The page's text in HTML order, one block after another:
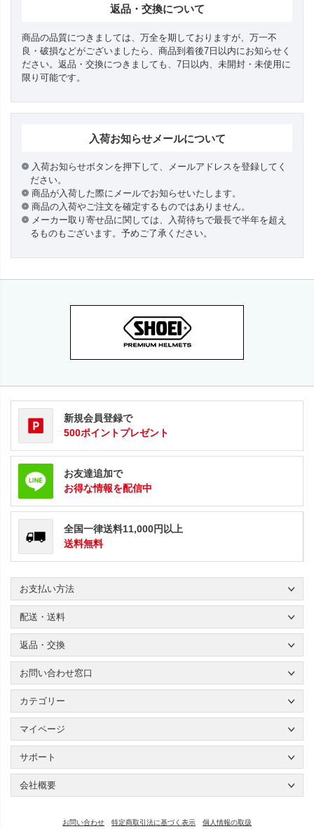
返品・交換について
商品の品質につきましては、万全を期しておりますが、万一不
良・破損などがございましたら、商品到着後7日以内にお知らせく
ださい。返品・交換につきましても、7日以内、未開封・未使用に
限り可能です。
入荷お知らせメールについて
入荷お知らせボタンを押下して、メールアドレスを登録してく
ださい。
商品が入荷した際にメールでお知らせいたします。
商品の入荷やご注文を確定するものではありません。
メーカー取り寄せ品に関しては、入荷待ちで最長で半年を超え
るものもございます。予めご了承ください。
新規会員登録で
500ポイントプレゼント
お友達追加で
お得な情報を配信中
全国一律送料11,000円以上
送料無料
お支払い方法
配送・送料
返品・交換
お問い合わせ窓口
カテゴリー
マイページ
サポート
会社概要
お問い合わせ 特定商取引法に基づく表示 個人情報の取扱